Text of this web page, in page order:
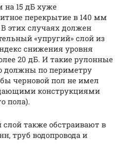
15 дБ хуже
перекрытие в 140 мм
этих случаях должен
«упругий» слой из
снижения уровня
20 дБ. И такие рулонные
должны по периметру
черновой пол не имел
конструкциями
пола).
также обстраивают в
труб водопровода и